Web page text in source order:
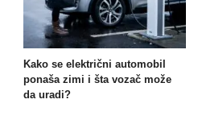
Kako se električni automobil
ponaša zimi i šta vozač može
da uradi?